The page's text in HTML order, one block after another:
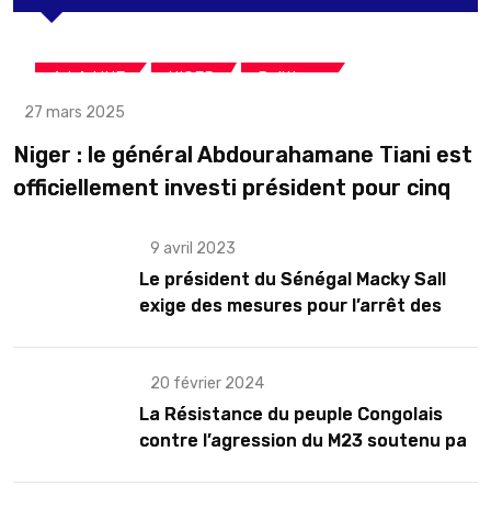
A LA UNE NIGER Politique
27 mars 2025
Niger : le général Abdourahamane Tiani est
officiellement investi président pour cinq
9 avril 2023
Le président du Sénégal Macky Sall
exige des mesures pour l’arrêt des
20 février 2024
La Résistance du peuple Congolais
contre l’agression du M23 soutenu par